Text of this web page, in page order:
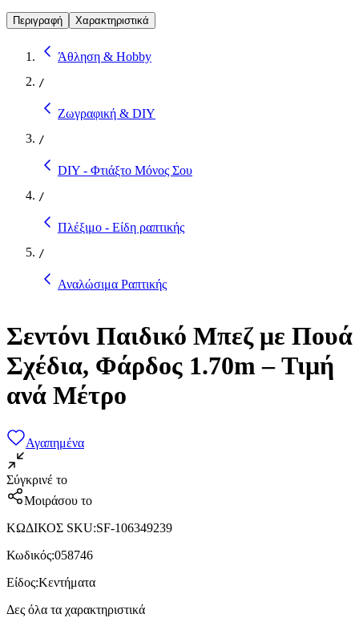
Περιγραφή Χαρακτηριστικά
Άθληση & Hobby
/
Ζωγραφική & DIY
/
DIY - Φτιάξτο Μόνος Σου
/
Πλέξιμο - Είδη ραπτικής
/
Αναλώσιμα Ραπτικής
Σεντόνι Παιδικό Μπεζ με Πουά
Σχέδια, Φάρδος 1.70m – Τιμή
ανά Μέτρο
Αγαπημένα
Σύγκρινέ το
Μοιράσου το
ΚΩΔΙΚΟΣ SKU:SF-106349239
Κωδικός:058746
Είδος:Κεντήματα
Δες όλα τα χαρακτηριστικά